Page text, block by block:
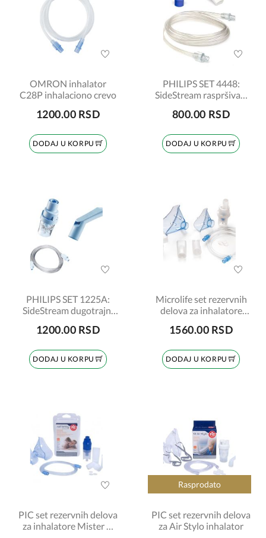
OMRON inhalator
C28P inhalaciono crevo
1200.00 RSD
DODAJ U KORPU
PHILIPS SET 4448:
SideStream raspršivač,
800.00 RSD
DODAJ U KORPU
PHILIPS SET 1225A:
SideStream dugotrajni
usta i crevo
1200.00 RSD
DODAJ U KORPU
Microlife set rezervnih
delova za inhalatore
Neb410
1560.00 RSD
DODAJ U KORPU
PIC set rezervnih delova
za inhalatore Mister 8,
Rasprodato
PIC set rezervnih delova
za Air Stylo inhalator